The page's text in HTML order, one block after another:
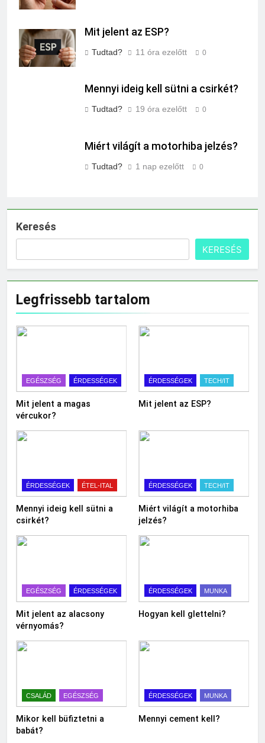
Mit jelent az ESP?
Tudtad? 11 óra ezelőtt 0
Mennyi ideig kell sütni a csirkét?
Tudtad? 19 óra ezelőtt 0
Miért világít a motorhiba jelzés?
Tudtad? 1 nap ezelőtt 0
Keresés
KERESÉS
Legfrissebb tartalom
EGÉSZSÉG ÉRDESSÉGEK
Mit jelent a magas
vércukor?
ÉRDESSÉGEK TECH/IT
Mit jelent az ESP?
ÉRDESSÉGEK ÉTEL-ITAL
Mennyi ideig kell sütni a
csirkét?
ÉRDESSÉGEK TECH/IT
Miért világít a motorhiba
jelzés?
EGÉSZSÉG ÉRDESSÉGEK
Mit jelent az alacsony
vérnyomás?
ÉRDESSÉGEK MUNKA
Hogyan kell glettelni?
CSALÁD EGÉSZSÉG
Mikor kell büfiztetni a
babát?
ÉRDESSÉGEK MUNKA
Mennyi cement kell?